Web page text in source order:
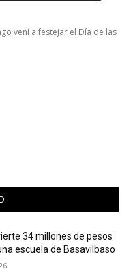
vení a festejar el Día de las
34 millones de pesos
escuela de Basavilbaso